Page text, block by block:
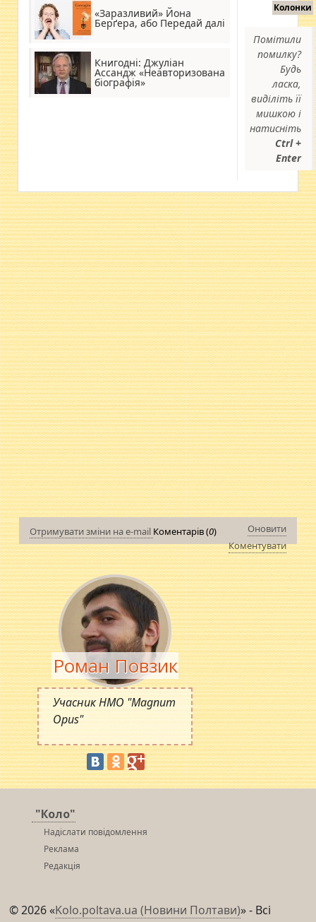
«Заразливий» Йона
Берґера, або Передай далі
Книгодні: Джуліан
Ассандж «Неавторизована
біографія»
Колонки
Помітили
помилку?
Будь
ласка,
виділіть її
мишкою і
натисніть
Ctrl +
Enter
Отримувати зміни на e-mail Коментарів (0)
Оновити
Коментувати
Роман Повзик
Учасник НМО "Magnum
Opus"
"Коло"
Надіслати повідомлення
Реклама
Редакція
© 2026 «Kolo.poltava.ua (Новини Полтави)» - Всі